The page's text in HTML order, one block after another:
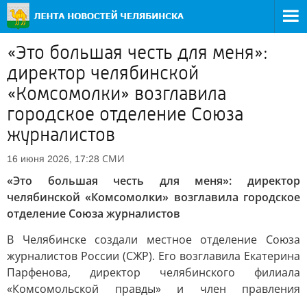
«Это большая честь для меня»:
директор челябинской
«Комсомолки» возглавила
городское отделение Союза
журналистов
16 июня 2026, 17:28 СМИ
«Это большая честь для меня»: директор
челябинской «Комсомолки» возглавила городское
отделение Союза журналистов
В Челябинске создали местное отделение Союза
журналистов России (СЖР). Его возглавила Екатерина
Парфенова, директор челябинского филиала
«Комсомольской правды» и член правления